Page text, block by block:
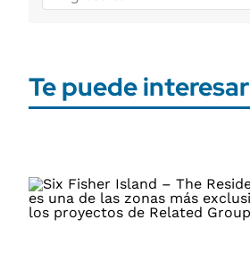
Te puede interesar